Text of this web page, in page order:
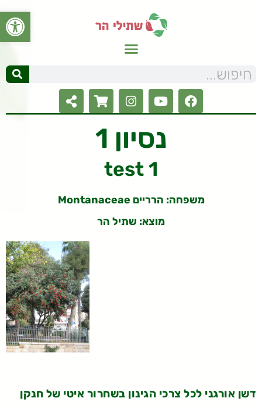
פתח
נסיון 1
test 1
משפחה: הרריים Montanaceae
מוצא: שתיל הר
דשן אורגני לכל צרכי הגינון בשחרור איטי של חנקן